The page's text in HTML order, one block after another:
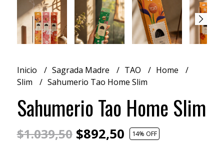
Inicio Sagrada Madre TAO
Home
Slim
Sahumerio Tao Home Slim
Sahumerio Tao Home Slim
$1.039,50$892,50 14% OFF